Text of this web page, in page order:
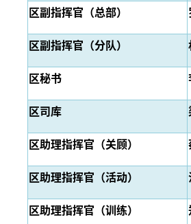
区副指挥官（总部）
区副指挥官（分队）
区秘书
区司库
区助理指挥官（关顾）
区助理指挥官（活动）
区助理指挥官（训练）